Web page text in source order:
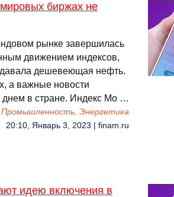
биржах не
рынке завершилась
движением индексов,
дешевеющая нефть.
а важные новости
днем в стране. Индекс Мо …
Промышленность, Энергетика
20:10, Январь 3, 2023 | finam.ru
идею включения в